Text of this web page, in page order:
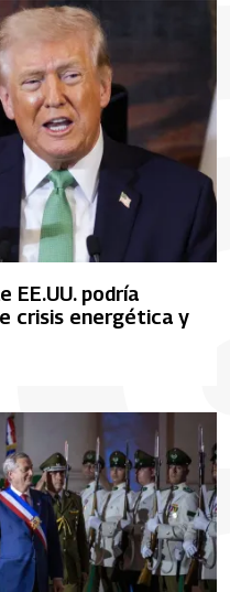
EE.UU. podría
crisis energética y